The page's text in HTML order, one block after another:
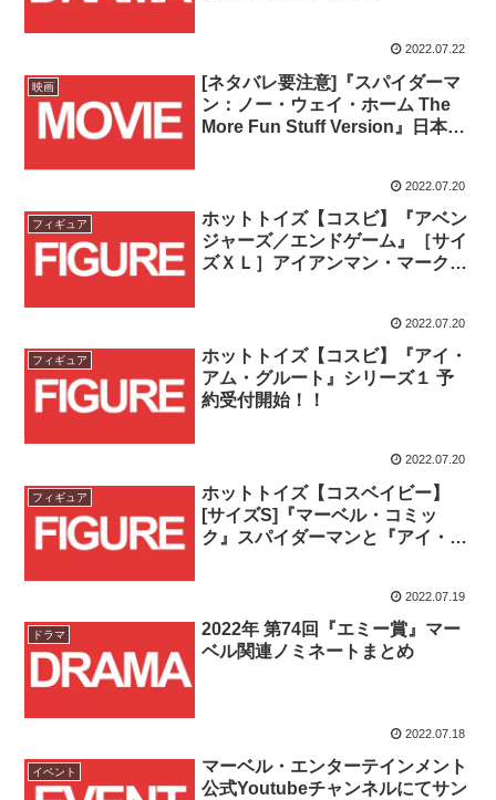
2022.07.22
映画
[ネタバレ要注意]『スパイダーマ
ン：ノー・ウェイ・ホーム The
More Fun Stuff Version』日本公
2022.07.20
フィギュア
ホットトイズ【コスビ】『アベン
ジャーズ／エンドゲーム』［サイ
ズＸＬ］アイアンマン・マーク85
2022.07.20
フィギュア
ホットトイズ【コスビ】『アイ・
アム・グルート』シリーズ１ 予
約受付開始！！
2022.07.20
フィギュア
ホットトイズ【コスベイビー】
[サイズS]『マーベル・コミッ
ク』スパイダーマンと『アイ・ア
2022.07.19
ドラマ
2022年 第74回『エミー賞』マー
ベル関連ノミネートまとめ
2022.07.18
イベント
マーベル・エンターテインメント
公式Youtubeチャンネルにてサン